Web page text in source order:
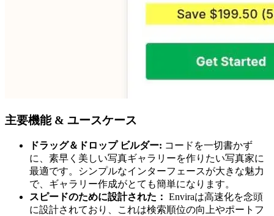
主要機能 & ユースケース
ドラッグ＆ドロップ ビルダー: コードを一切書かず
に、素早く美しい写真ギャラリーを作りたい写真家に
最適です。シンプルなインターフェースが大きな魅力
で、ギャラリー作成がとても簡単になります。
スピードのために設計された： Enviraは高速化を念頭
に設計されており、これは検索順位の向上やポートフ